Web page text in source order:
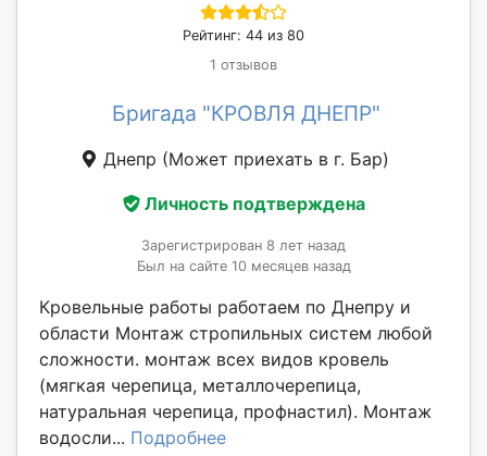
Рейтинг: 44 из 80
1 отзывов
Бригада "КРОВЛЯ ДНЕПР"
Днепр (Может приехать в г. Бар)
Личность подтверждена
Зарегистрирован 8 лет назад
Был на сайте 10 месяцев назад
Кровельные работы работаем по Днепру и
области Монтаж стропильных систем любой
сложности. монтаж всех видов кровель
(мягкая черепица, металлочерепица,
натуральная черепица, профнастил). Монтаж
водосли... Подробнее